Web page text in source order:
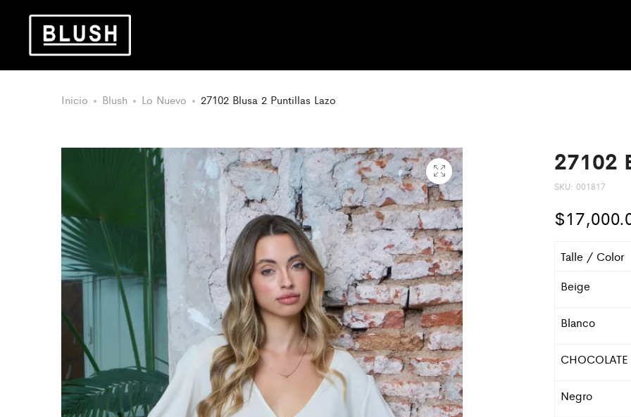
Inicio Blush Lo Nuevo 27102 Blusa 2 Puntillas Lazo
27102
SKU: 001817
$
Talle / Color
Beige
Blanco
CHOCOLATE
Negro